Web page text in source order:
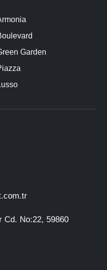
Garden
Cd. No:22, 59860